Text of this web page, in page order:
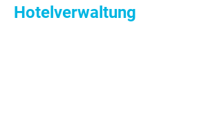
springen
Hotelverwaltung